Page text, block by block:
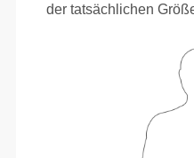
der tatsächlichen